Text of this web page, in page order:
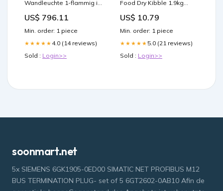
Wandleuchte 1-flammig in
Leder / schwarzer Marmor
/ Bronze-Schirm
Traditionelle Lichter
US$ 796.11
Min. order: 1 piece
★★★★★ 4.0 (14 reviews)
Sold : Login>>
Food Dry Kibble 1.9kg
US$ 10.79
Min. order: 1 piece
★★★★★ 5.0 (21 reviews)
Sold : Login>>
soonmart.net
5x SIEMENS 6GK1905-0ED00 SIMATIC NET PROFIBUS M12
BUS TERMINATION PLUG- set of 5 6GT2602-0AB10 Afin de